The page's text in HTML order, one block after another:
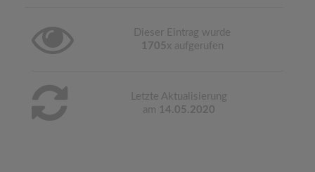
Dieser Eintrag wurde
1705 x aufgerufen
Letzte Aktualisierung
am 14.05.2020